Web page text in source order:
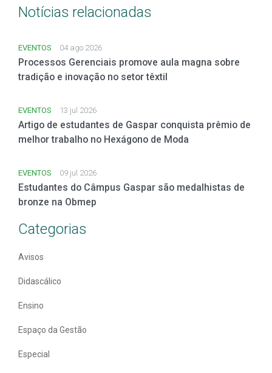
Notícias relacionadas
EVENTOS 04 ago 2026
Processos Gerenciais promove aula magna sobre
tradição e inovação no setor têxtil
EVENTOS 13 jul 2026
Artigo de estudantes de Gaspar conquista prêmio de
melhor trabalho no Hexágono de Moda
EVENTOS 09 jul 2026
Estudantes do Câmpus Gaspar são medalhistas de
bronze na Obmep
Categorias
Avisos
Didascálico
Ensino
Espaço da Gestão
Especial